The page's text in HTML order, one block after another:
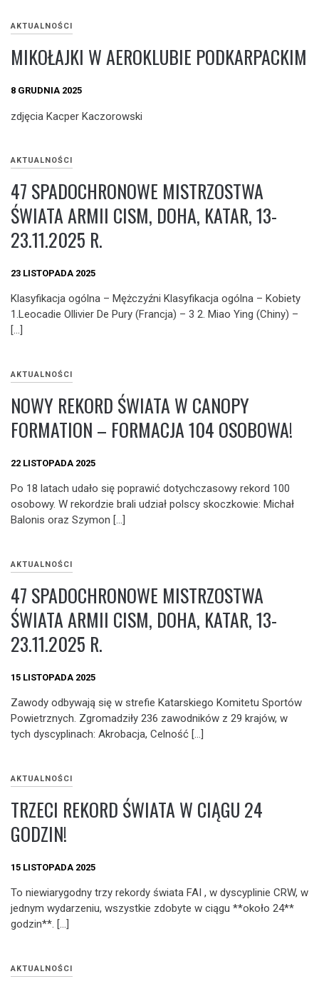
AKTUALNOŚCI
MIKOŁAJKI W AEROKLUBIE PODKARPACKIM
8 GRUDNIA 2025
zdjęcia Kacper Kaczorowski
AKTUALNOŚCI
47 SPADOCHRONOWE MISTRZOSTWA
ŚWIATA ARMII CISM, DOHA, KATAR, 13-
23.11.2025 R.
23 LISTOPADA 2025
Klasyfikacja ogólna – Mężczyźni Klasyfikacja ogólna – Kobiety
1.Leocadie Ollivier De Pury (Francja) – 3 2. Miao Ying (Chiny) –
[…]
AKTUALNOŚCI
NOWY REKORD ŚWIATA W CANOPY
FORMATION – FORMACJA 104 OSOBOWA!
22 LISTOPADA 2025
Po 18 latach udało się poprawić dotychczasowy rekord 100
osobowy. W rekordzie brali udział polscy skoczkowie: Michał
Balonis oraz Szymon […]
AKTUALNOŚCI
47 SPADOCHRONOWE MISTRZOSTWA
ŚWIATA ARMII CISM, DOHA, KATAR, 13-
23.11.2025 R.
15 LISTOPADA 2025
Zawody odbywają się w strefie Katarskiego Komitetu Sportów
Powietrznych. Zgromadziły 236 zawodników z 29 krajów, w
tych dyscyplinach: Akrobacja, Celność […]
AKTUALNOŚCI
TRZECI REKORD ŚWIATA W CIĄGU 24
GODZIN!
15 LISTOPADA 2025
To niewiarygodny trzy rekordy świata FAI , w dyscyplinie CRW, w
jednym wydarzeniu, wszystkie zdobyte w ciągu **około 24**
godzin**. […]
AKTUALNOŚCI